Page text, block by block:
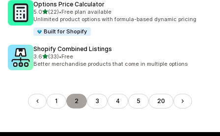
Options Price Calculator
5.0เต็ม 5 ดาว
(22)
ทั้งหมด 22 รีวิว
•Free plan available
Unlimited product options with formula-based dynamic pricing
Built for Shopify
Shopify Combined Listings
3.6เต็ม 5 ดาว
(33)
ทั้งหมด 33 รีวิว
•Free
Better merchandise products that come in multiple options
1 2 3 4 5 20